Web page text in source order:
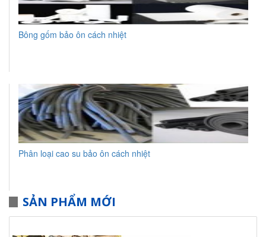
Bông gốm bảo ôn cách nhiệt
Phân loại cao su bảo ôn cách nhiệt
SẢN PHẨM MỚI